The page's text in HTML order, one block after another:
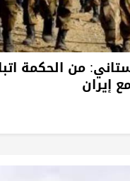
من الحكمة
إيران